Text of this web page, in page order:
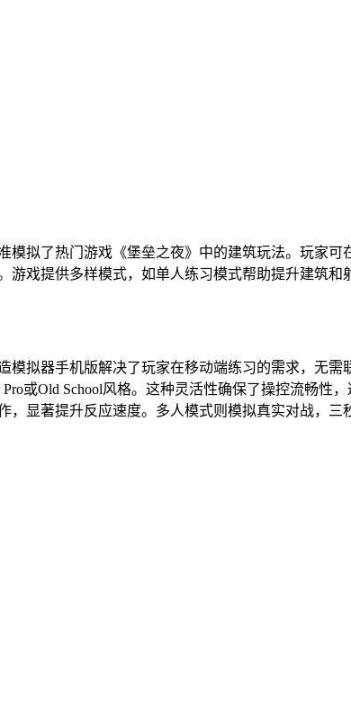
模拟了热门游戏《堡垒之夜》中的建筑玩法。玩家可
戏提供多样模式，如单人练习模式帮助提升建筑
拟器手机版解决了玩家在移动端练习的需求，无
或Old School风格。这种灵活性确保了操控流畅性
显著提升反应速度。多人模式则模拟真实对战，